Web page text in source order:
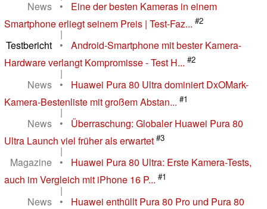
News
•
Eine der besten Kameras in einem
Smartphone erliegt seinem Preis | Test-Faz... #2
|
Testbericht
•
Android-Smartphone mit bester Kamera-
Hardware verlangt Kompromisse - Test H... #2
|
News
•
Huawei Pura 80 Ultra dominiert DxOMark-
Kamera-Bestenliste mit großem Abstan... #1
|
News
•
Überraschung: Globaler Huawei Pura 80
Ultra Launch viel früher als erwartet #3
|
Magazine
•
Huawei Pura 80 Ultra: Erste Kamera-Tests,
auch im Vergleich mit iPhone 16 P... #1
|
News
•
Huawei enthüllt Pura 80 Pro und Pura 80